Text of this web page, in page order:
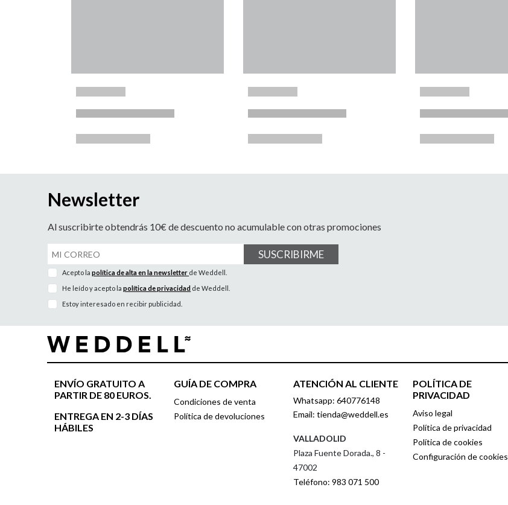
Newsletter
Al suscribirte obtendrás 10€ de descuento no acumulable con otras promociones
SUSCRIBIRME
Acepto lapolítica de alta en la newsletter de Weddell.
He leído y acepto lapolítica de privacidad de Weddell.
Estoy interesado en recibir publicidad.
ENVÍO GRATUITO A
PARTIR DE 80 EUROS.
ENTREGA EN 2-3 DÍAS
HÁBILES
GUÍA DE COMPRA
Condiciones de venta
Política de devoluciones
ATENCIÓN AL CLIENTE
Whatsapp: 640776148
Email: tienda@weddell.es
VALLADOLID
Plaza Fuente Dorada., 8 -
47002
Teléfono: 983 071 500
POLÍTICA DE
PRIVACIDAD
Aviso legal
Política de privacidad
Política de cookies
Configuración de cookies